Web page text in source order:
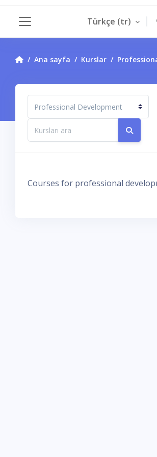
Türkçe ‎(tr)‎
Ana sayfa Kurslar
Kurs Kategorileri
Courses for professional